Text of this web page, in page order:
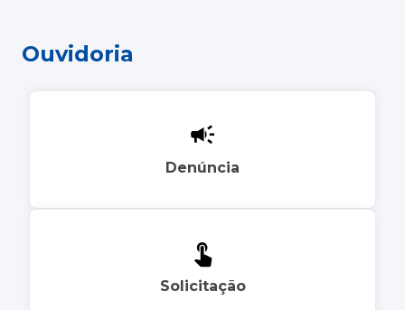
Ouvidoria
Denúncia
Solicitação